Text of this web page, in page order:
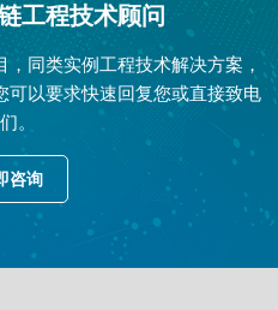
工程技术顾问
同类实例工程技术解决方案，
可以要求快速回复您或直接致电
。
咨询